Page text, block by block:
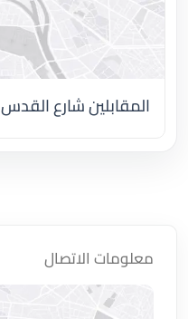
المقابلين شارع القدس
معلومات الاتصال